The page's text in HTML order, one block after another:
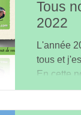
Tous
2022
L'année
tous et
En cette